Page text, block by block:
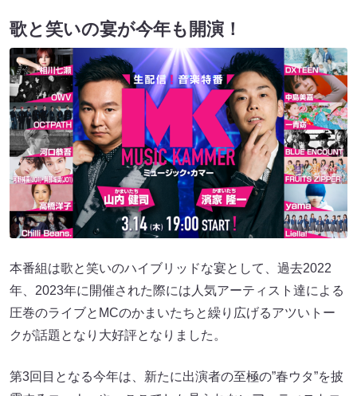
歌と笑いの宴が今年も開演！
本番組は歌と笑いのハイブリッドな宴として、過去2022
年、2023年に開催された際には人気アーティスト達による
圧巻のライブとMCのかまいたちと繰り広げるアツいトー
クが話題となり大好評となりました。
第3回目となる今年は、新たに出演者の至極の”春ウタ”を披